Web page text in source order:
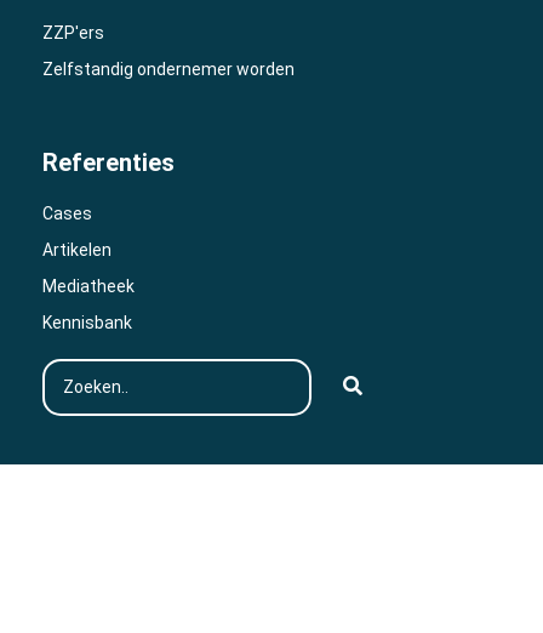
ZZP'ers
Zelfstandig ondernemer worden
Referenties
Cases
Artikelen
Mediatheek
Kennisbank